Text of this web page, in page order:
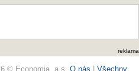
reklama
© Economia, a.s. O nás Všechny